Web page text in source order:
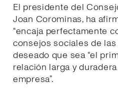
El presidente del
Joan Corominas, ha
“encaja perfectamente
consejos sociales de las
deseado que sea “el
relación larga y
empresa”.